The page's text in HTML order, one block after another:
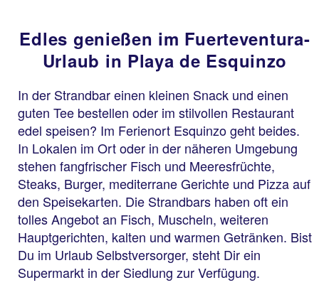
Edles genießen im Fuerteventura-
Urlaub in Playa de Esquinzo
In der Strandbar einen kleinen Snack und einen
guten Tee bestellen oder im stilvollen Restaurant
edel speisen? Im Ferienort Esquinzo geht beides.
In Lokalen im Ort oder in der näheren Umgebung
stehen fangfrischer Fisch und Meeresfrüchte,
Steaks, Burger, mediterrane Gerichte und Pizza auf
den Speisekarten. Die Strandbars haben oft ein
tolles Angebot an Fisch, Muscheln, weiteren
Hauptgerichten, kalten und warmen Getränken. Bist
Du im Urlaub Selbstversorger, steht Dir ein
Supermarkt in der Siedlung zur Verfügung.